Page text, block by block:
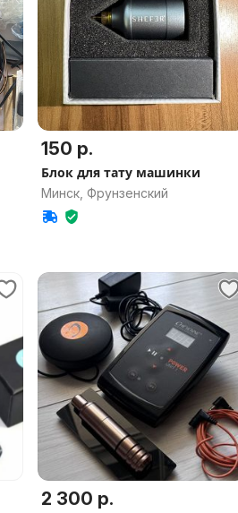
150 р.
Блок для тату машинки
Минск, Фрунзенский
2 300 р.